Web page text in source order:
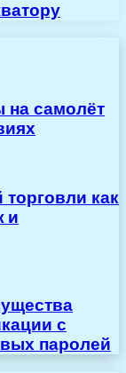
на самолёт
как
и
с
паролей